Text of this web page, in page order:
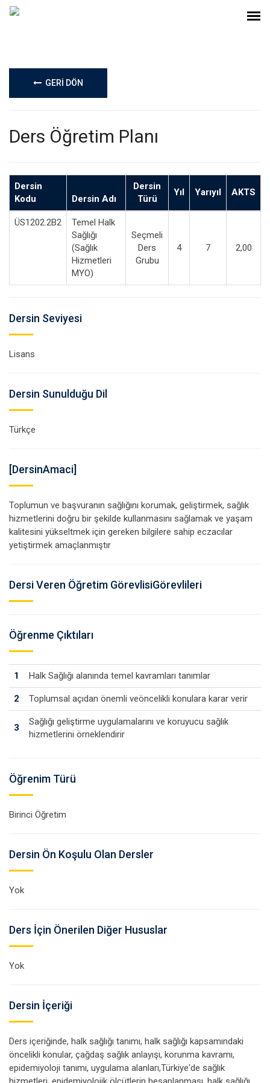
GERİ DÖN
Ders Öğretim Planı
Dersin
Kodu
Dersin Adı
Dersin
Türü
Yıl Yarıyıl AKTS
ÜS1202.2B2
Temel Halk
Sağlığı
(Sağlık
Hizmetleri
MYO)
Seçmeli
Ders
Grubu
4 7 2,00
Dersin Seviyesi
Lisans
Dersin Sunulduğu Dil
Türkçe
[DersinAmaci]
Toplumun ve başvuranın sağlığını korumak, geliştirmek, sağlık
hizmetlerini doğru bir şekilde kullanmasını sağlamak ve yaşam
kalitesini yükseltmek için gereken bilgilere sahip eczacılar
yetiştirmek amaçlanmıştır
Dersi Veren Öğretim GörevlisiGörevlileri
Öğrenme Çıktıları
1 Halk Sağlığı alanında temel kavramları tanımlar
2 Toplumsal açıdan önemli veöncelikli konulara karar verir
3
Sağlığı geliştirme uygulamalarını ve koruyucu sağlık
hizmetlerini örneklendirir
Öğrenim Türü
Birinci Öğretim
Dersin Ön Koşulu Olan Dersler
Yok
Ders İçin Önerilen Diğer Hususlar
Yok
Dersin İçeriği
Ders içeriğinde, halk sağlığı tanımı, halk sağlığı kapsamındaki
öncelikli konular, çağdaş sağlık anlayışı, korunma kavramı,
epidemiyoloji tanımı, uygulama alanları,Türkiye'de sağlık